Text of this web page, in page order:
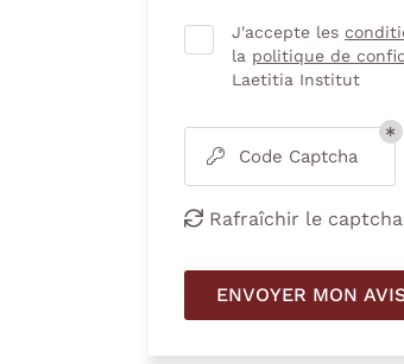
J'accepte les
la politique de
Laetitia Institut
 Code Captcha
 Rafraîchir le captcha
ENVOYER MON